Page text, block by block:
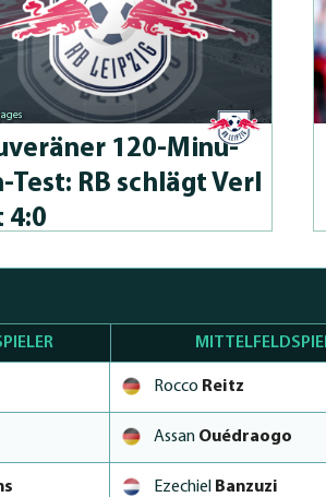
120-Minu­
Test: RB schlägt Verl
4:0
Rocco Reitz
Assan Ouédraogo
Ezechiel Banzuzi